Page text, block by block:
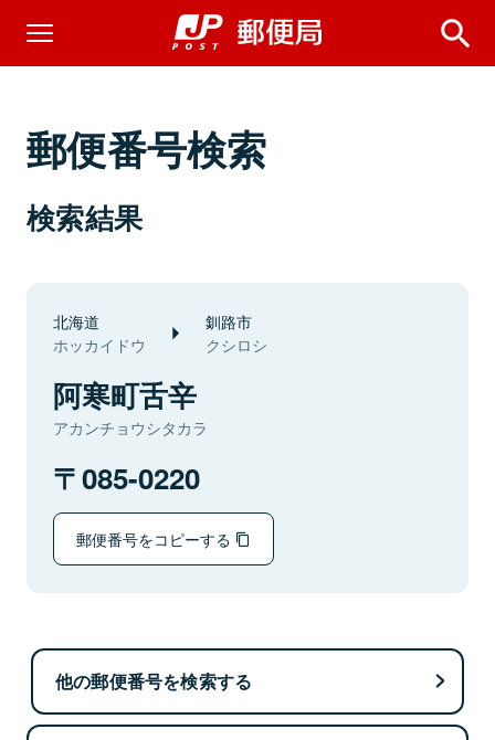
郵便番号検索
検索結果
北海道
ホッカイドウ
釧路市
クシロシ
阿寒町舌辛
アカンチョウシタカラ
085-0220
郵便番号をコピーする
他の郵便番号を検索する